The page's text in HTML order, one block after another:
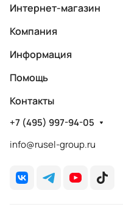
Интернет-магазин
Компания
Информация
Помощь
Контакты
+7 (495) 997-94-05
info@rusel-group.ru